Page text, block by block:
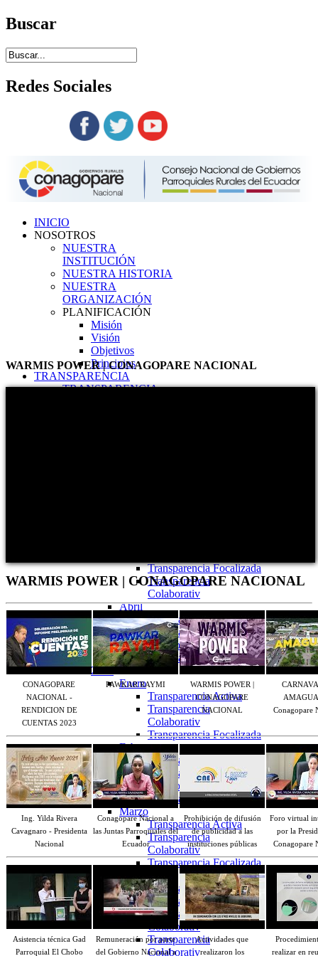
Buscar
Redes Sociales
INICIO
NOSOTROS
NUESTRA
INSTITUCIÓN
NUESTRA HISTORIA
NUESTRA
ORGANIZACIÓN
PLANIFICACIÓN
Misión
Visión
Objetivos
Principios
TRANSPARENCIA
TRANSPARENCIA
Transparencia Focalizada
Transparencia
Colaborativ
Abril
Transparencia Activa
Transparencia
Colaborativ
Transparencia Focalizada
2025
Enero
Transparencia Activa
Transparencia
Colaborativ
Transparencia Focalizada
Febrero
Transparencia Activa
Transparencia
Colaborativ
Transparencia Focalizada
Marzo
Transparencia Activa
Transparencia
Colaborativ
Transparencia Focalizada
Transparencia Activa
Transparencia Focalizada
Transparencia
Colaborativ
Transparencia
Colaborativ
WARMIS POWER | CONAGOPARE NACIONAL
WARMIS POWER | CONAGOPARE NACIONAL
CONAGOPARE
NACIONAL -
RENDICION DE
CUENTAS 2023
PAWKAR RAYMI
WARMIS POWER |
CONAGOPARE
NACIONAL
Conagopare
Ing. Yilda Rivera
Cavagnaro - Presidenta
Nacional
Conagopare Nacional a
las Juntas Parroquiales del
Ecuador
Prohibición de difusión
de publicidad a las
instituciones públicas
Foro virtual
por la
Conagopare
Asistencia técnica Gad
Parroquial El Chobo
Remuneración por parte
del Gobierno Nacional a
Actividades que
realizaron los
realizar en